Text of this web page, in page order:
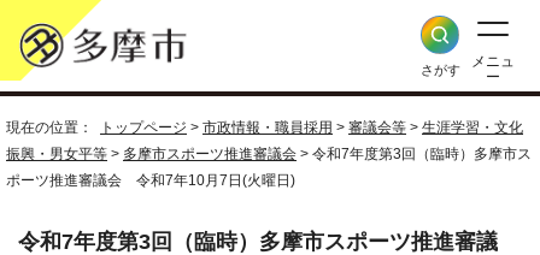
さがす
メニュ
ー
現在の位置： トップページ > 市政情報・職員採用 > 審議会等 > 生涯学習・文化
振興・男女平等 > 多摩市スポーツ推進審議会 > 令和7年度第3回（臨時）多摩市ス
ポーツ推進審議会 令和7年10月7日(火曜日)
令和7年度第3回（臨時）多摩市スポーツ推進審議